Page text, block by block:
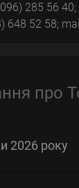
285 56
648 52 58;
про
2026 року